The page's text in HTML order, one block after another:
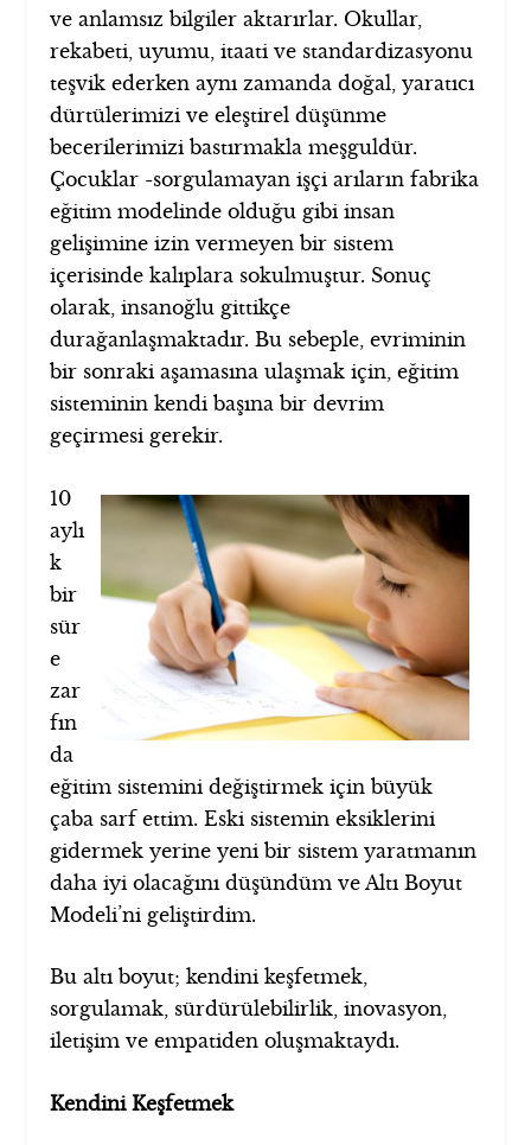
ve anlamsız bilgiler aktarırlar. Okullar,
rekabeti, uyumu, itaati ve standardizasyonu
teşvik ederken aynı zamanda doğal, yaratıcı
dürtülerimizi ve eleştirel düşünme
becerilerimizi bastırmakla meşguldür.
Çocuklar -sorgulamayan işçi arıların fabrika
eğitim modelinde olduğu gibi insan
gelişimine izin vermeyen bir sistem
içerisinde kalıplara sokulmuştur. Sonuç
olarak, insanoğlu gittikçe
durağanlaşmaktadır. Bu sebeple, evriminin
bir sonraki aşamasına ulaşmak için, eğitim
sisteminin kendi başına bir devrim
geçirmesi gerekir.
10
aylı
k
bir
sür
e
zar
fın
da
eğitim sistemini değiştirmek için büyük
çaba sarf ettim. Eski sistemin eksiklerini
gidermek yerine yeni bir sistem yaratmanın
daha iyi olacağını düşündüm ve Altı Boyut
Modeli’ni geliştirdim.
Bu altı boyut; kendini keşfetmek,
sorgulamak, sürdürülebilirlik, inovasyon,
iletişim ve empatiden oluşmaktaydı.
Kendini Keşfetmek